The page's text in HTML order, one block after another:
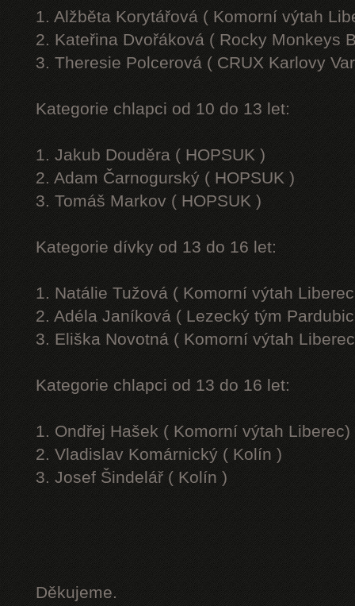
1. Alžběta Korytářová ( Komorní výtah
2. Kateřina Dvořáková ( Rocky Monkeys
3. Theresie Polcerová ( CRUX Karlovy
Kategorie chlapci od 10 do 13 let:
1. Jakub Douděra ( HOPSUK )
2. Adam Čarnogurský ( HOPSUK )
3. Tomáš Markov ( HOPSUK )
Kategorie dívky od 13 do 16 let:
1. Natálie Tužová ( Komorní výtah
2. Adéla Janíková ( Lezecký tým
3. Eliška Novotná ( Komorní výtah
Kategorie chlapci od 13 do 16 let:
1. Ondřej Hašek ( Komorní výtah Liberec)
2. Vladislav Komárnický ( Kolín )
3. Josef Šindelář ( Kolín )
Děkujeme.